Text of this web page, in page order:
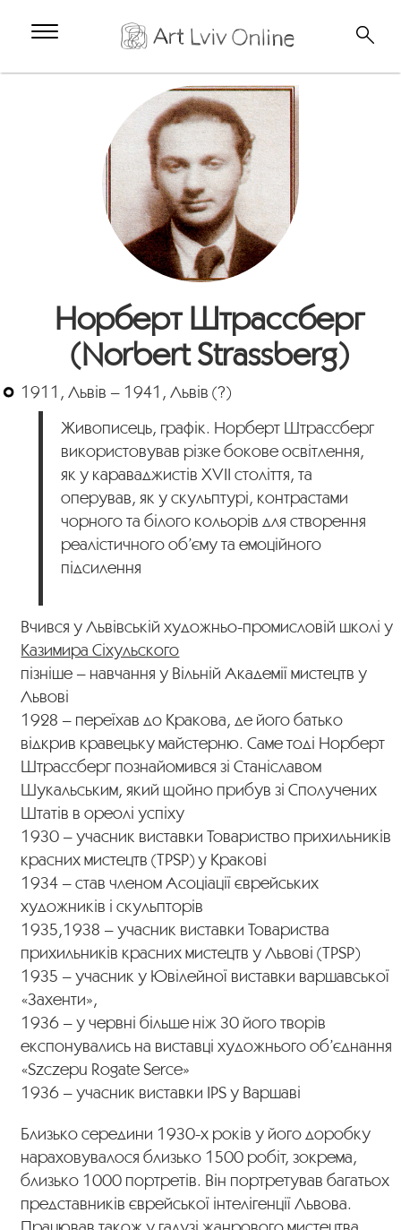
Норберт Штрассберг
(Norbert Strassberg)
1911, Львів – 1941, Львів (?)
Живописець, графік. Норберт Штрассберг
використовував різке бокове освітлення,
як у караваджистів ХVII століття, та
оперував, як у скульптурі, контрастами
чорного та білого кольорів для створення
реалістичного об’єму та емоційного
підсилення
Вчився у Львівській художньо-промисловій школі у
Казимира Сіхульского
пізніше – навчання у Вільній Академії мистецтв у
Львові
1928 – переїхав до Кракова, де його батько
відкрив кравецьку майстерню. Саме тоді Норберт
Штрассберг познайомився зі Станіславом
Шукальським, який щойно прибув зі Сполучених
Штатів в ореолі успіху
1930 – учасник виставки Товариство прихильників
красних мистецтв (TPSP) у Кракові
1934 – став членом Асоціації єврейських
художників і скульпторів
1935,1938 – учасник виставки Товариства
прихильників красних мистецтв у Львові (TPSP)
1935 – учасник у Ювілейної виставки варшавської
«Захенти»,
1936 – у червні більше ніж 30 його творів
експонувались на виставці художнього об’єднання
«Szczepu Rogate Serce»
1936 – учасник виставки IPS у Варшаві
Близько середини 1930-х років у його доробку
нараховувалося близько 1500 робіт, зокрема,
близько 1000 портретів. Він портретував багатьох
представників єврейської інтелігенції Львова.
Працював також у галузі жанрового мистецтва,